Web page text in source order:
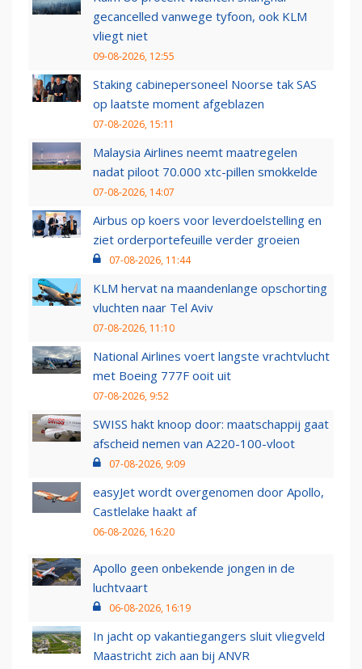
gecancelled vanwege tyfoon, ook KLM
vliegt niet
09-08-2026, 12:55
Staking cabinepersoneel Noorse tak SAS
op laatste moment afgeblazen
07-08-2026, 15:11
Malaysia Airlines neemt maatregelen
nadat piloot 70.000 xtc-pillen smokkelde
07-08-2026, 14:07
Airbus op koers voor leverdoelstelling en
ziet orderportefeuille verder groeien
07-08-2026, 11:44
KLM hervat na maandenlange opschorting
vluchten naar Tel Aviv
07-08-2026, 11:10
National Airlines voert langste vrachtvlucht
met Boeing 777F ooit uit
07-08-2026, 9:52
SWISS hakt knoop door: maatschappij gaat
afscheid nemen van A220-100-vloot
07-08-2026, 9:09
easyJet wordt overgenomen door Apollo,
Castlelake haakt af
06-08-2026, 16:20
Apollo geen onbekende jongen in de
luchtvaart
06-08-2026, 16:19
In jacht op vakantiegangers sluit vliegveld
Maastricht zich aan bij ANVR